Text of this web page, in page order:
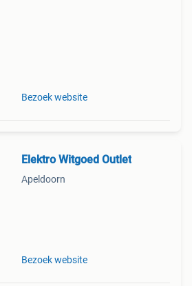
Bezoek website
Elektro Witgoed Outlet
Apeldoorn
Bezoek website